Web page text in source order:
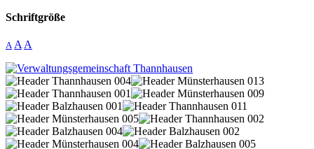
Schriftgröße
A A A